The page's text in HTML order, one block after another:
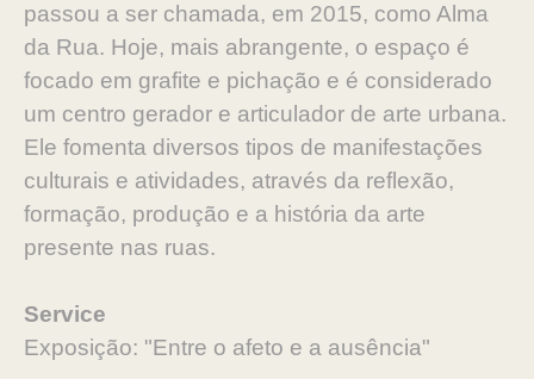
passou a ser chamada, em 2015, como Alma
da Rua. Hoje, mais abrangente, o espaço é
focado em grafite e pichação e é considerado
um centro gerador e articulador de arte urbana.
Ele fomenta diversos tipos de manifestações
culturais e atividades, através da reflexão,
formação, produção e a história da arte
presente nas ruas.
Service
Exposição: "Entre o afeto e a ausência"